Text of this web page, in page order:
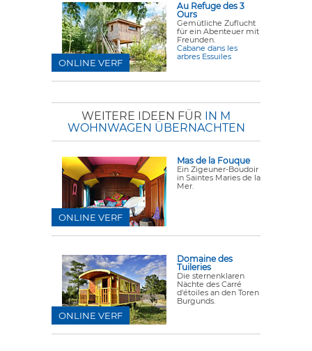
Au Refuge des 3
Ours
Gemütliche Zuflucht
für ein Abenteuer mit
Freunden.
Cabane dans les
arbres Essuiles
ONLINE VERF
WEITERE IDEEN FÜR
IN M
WOHNWAGEN ÜBERNACHTEN
Mas de la Fouque
Ein Zigeuner-Boudoir
in Saintes Maries de la
Mer.
ONLINE VERF
Domaine des
Tuileries
Die sternenklaren
Nächte des Carré
d'étoiles an den Toren
Burgunds.
ONLINE VERF